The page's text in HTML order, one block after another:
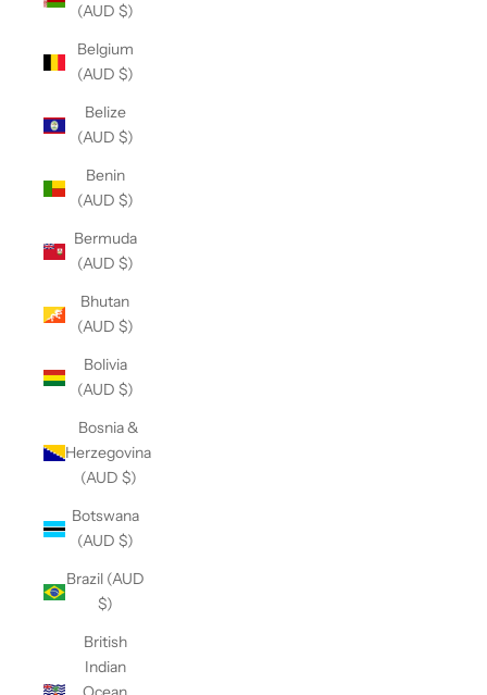
(AUD $)
Belgium
(AUD $)
Belize
(AUD $)
Benin
(AUD $)
Bermuda
(AUD $)
Bhutan
(AUD $)
Bolivia
(AUD $)
Bosnia &
Herzegovina
(AUD $)
Botswana
(AUD $)
Brazil (AUD
$)
British
Indian